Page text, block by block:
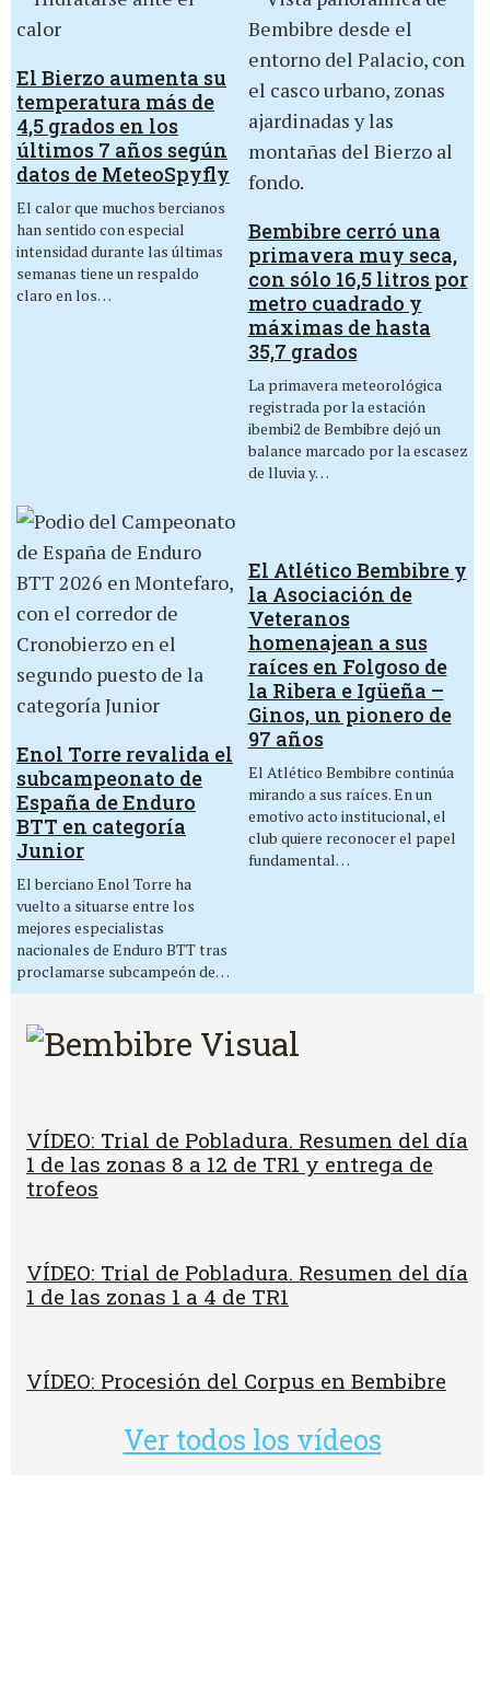
El Bierzo aumenta su
temperatura más de
4,5 grados en los
últimos 7 años según
datos de MeteoSpyfly
El calor que muchos bercianos
han sentido con especial
intensidad durante las últimas
semanas tiene un respaldo
claro en los…
Bembibre cerró una
primavera muy seca,
con sólo 16,5 litros por
metro cuadrado y
máximas de hasta
35,7 grados
La primavera meteorológica
registrada por la estación
ibembi2 de Bembibre dejó un
balance marcado por la escasez
de lluvia y…
Enol Torre revalida el
subcampeonato de
España de Enduro
BTT en categoría
Junior
El berciano Enol Torre ha
vuelto a situarse entre los
mejores especialistas
nacionales de Enduro BTT tras
proclamarse subcampeón de…
El Atlético Bembibre y
la Asociación de
Veteranos
homenajean a sus
raíces en Folgoso de
la Ribera e Igüeña –
Ginos, un pionero de
97 años
El Atlético Bembibre continúa
mirando a sus raíces. En un
emotivo acto institucional, el
club quiere reconocer el papel
fundamental…
VÍDEO: Trial de Pobladura. Resumen del día
1 de las zonas 8 a 12 de TR1 y entrega de
trofeos
VÍDEO: Trial de Pobladura. Resumen del día
1 de las zonas 1 a 4 de TR1
VÍDEO: Procesión del Corpus en Bembibre
Ver todos los vídeos